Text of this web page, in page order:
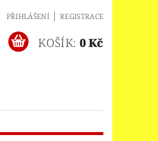
PŘIHLÁŠENÍ | REGISTRACE
KOŠÍK: 0 Kč